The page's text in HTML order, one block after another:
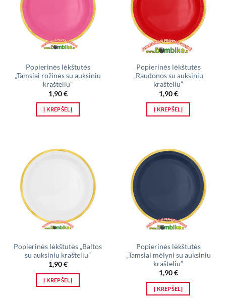
Popierinės lėkštutės
„Tamsiai rožinės su auksiniu
krašteliu”
1,90€
Į KREPŠELĮ
Popierinės lėkštutės
„Raudonos su auksiniu
krašteliu”
1,90€
Į KREPŠELĮ
Popierinės lėkštutės „Baltos
su auksiniu krašteliu”
1,90€
Į KREPŠELĮ
Popierinės lėkštutės
„Tamsiai mėlyni su auksiniu
krašteliu”
1,90€
Į KREPŠELĮ